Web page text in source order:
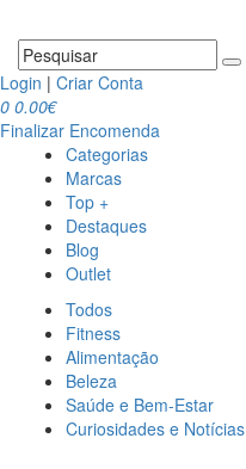
Login | Criar Conta
0 0.00€
Finalizar Encomenda
Categorias
Marcas
Top +
Destaques
Blog
Outlet
Todos
Fitness
Alimentação
Beleza
Saúde e Bem-Estar
Curiosidades e Notícias